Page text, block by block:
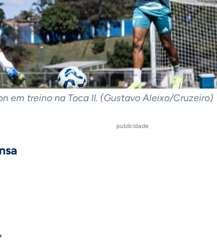
em treino na Toca II. (Gustavo Aleixo/Cruzeiro)
publicidade